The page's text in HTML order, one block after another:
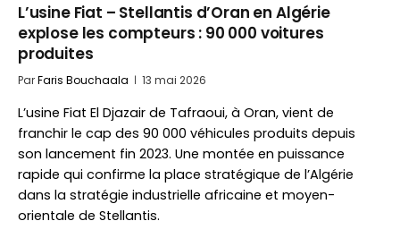
L’usine Fiat – Stellantis d’Oran en Algérie
explose les compteurs : 90 000 voitures
produites
ParFaris Bouchaala 13 mai 2026
L’usine Fiat El Djazair de Tafraoui, à Oran, vient de
franchir le cap des 90 000 véhicules produits depuis
son lancement fin 2023. Une montée en puissance
rapide qui confirme la place stratégique de l’Algérie
dans la stratégie industrielle africaine et moyen-
orientale de Stellantis.